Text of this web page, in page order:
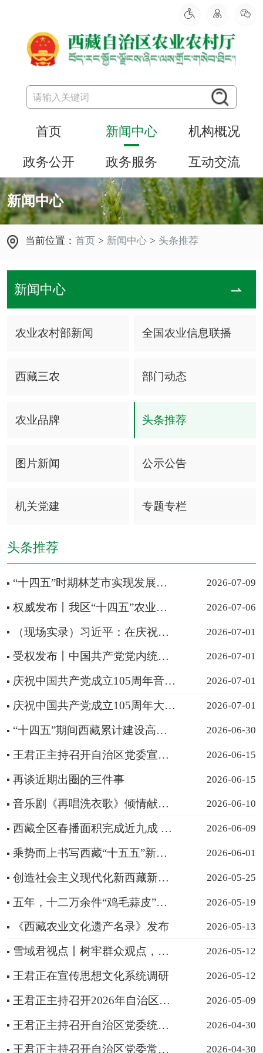
首页 新闻中心 机构概况
政务公开 政务服务 互动交流
新闻中心
当前位置：首页 > 新闻中心 > 头条推荐
新闻中心
农业农村部新闻 全国农业信息联播
西藏三农 部门动态
农业品牌 头条推荐
图片新闻 公示公告
机关党建 专题专栏
头条推荐
“十四五”时期林芝市实现发展质量与增长速度同步提升 2026-07-09
权威发布丨我区“十四五”农业农村发展成果丰硕 2026-07-06
（现场实录）习近平：在庆祝中国共产党成立105周年大会上的讲话 2026-07-01
受权发布丨中国共产党党内统计公报 2026-07-01
庆祝中国共产党成立105周年音乐会在京举行 2026-07-01
庆祝中国共产党成立105周年大会将于7月1日隆重举行 2026-07-01
“十四五”期间西藏累计建设高原和美乡村1000个 2026-06-30
王君正主持召开自治区党委宣传思想文化工作领导小组会议 2026-06-15
再谈近期出圈的三件事 2026-06-15
音乐剧《再唱洗衣歌》倾情献礼中国共产党成立105周年 ——西藏自治区歌舞团以精品力作赓续红色血脉，唱... 2026-06-10
西藏全区春播面积完成近九成 农资供应总体充足 2026-06-09
乘势而上书写西藏“十五五”新篇章 2026-06-01
创造社会主义现代化新西藏新荣光 ——纪念西藏和平解放75周年 2026-05-25
五年，十二万余件“鸡毛蒜皮”小事 这份“驻村政绩”很晃眼 2026-05-19
《西藏农业文化遗产名录》发布 2026-05-13
雪域君视点丨树牢群众观点，如何练好这项“看家本领”？ 2026-05-12
王君正在宣传思想文化系统调研 2026-05-12
王君正主持召开2026年自治区林长制河湖长制工作会议 2026-05-09
王君正主持召开自治区党委统一战线工作领导小组会议 2026-04-30
王君正主持召开自治区党委常委会会议听取全区一季度经济运行情况 2026-04-30